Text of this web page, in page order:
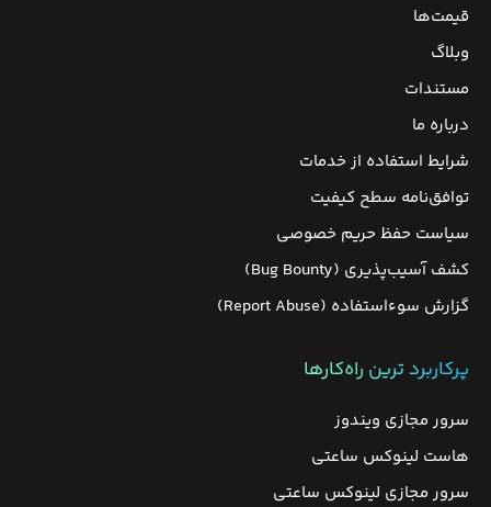
قیمت‌ها
وبلاگ
مستندات
درباره ما
شرایط استفاده از خدمات
توافق‌نامه سطح کیفیت
سیاست حفظ حریم خصوصی
کشف آسیب‌پذیری (Bug Bounty)
گزارش سوءاستفاده (Report Abuse)
پرکاربرد ترین راه‌کارها
سرور مجازی ویندوز
هاست لینوکس ساعتی
سرور مجازی لینوکس ساعتی